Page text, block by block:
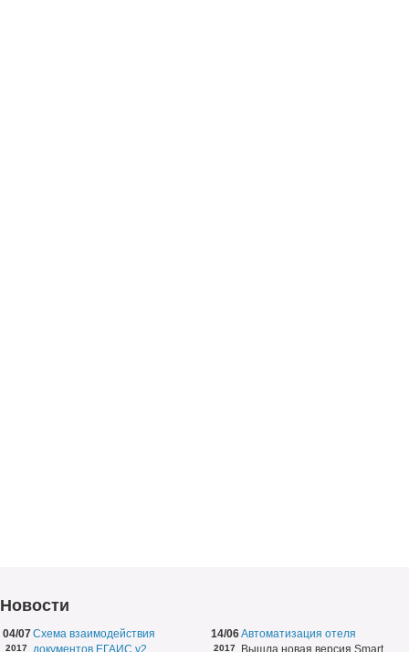
Новости
04/07
2017
Схема взаимодействия
документов ЕГАИС v2
14/06
2017
Автоматизация отеля
Вышла новая версия Smart